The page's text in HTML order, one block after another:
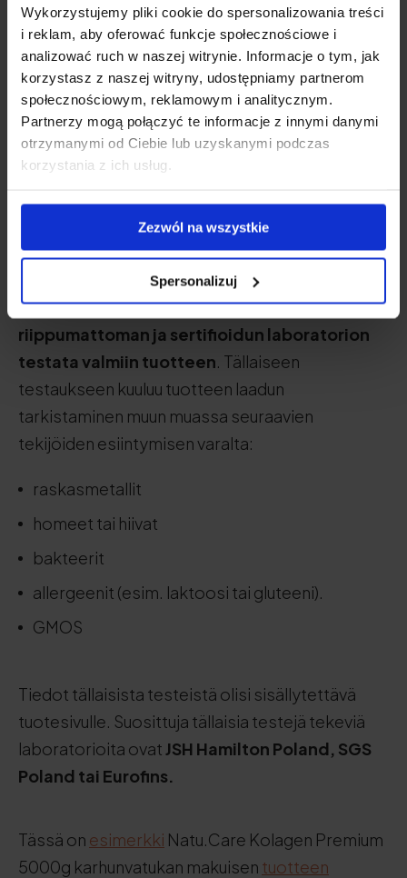
Wykorzystujemy pliki cookie do spersonalizowania treści
i reklam, aby oferować funkcje społecznościowe i
analizować ruch w naszej witrynie. Informacje o tym, jak
korzystasz z naszej witryny, udostępniamy partnerom
społecznościowym, reklamowym i analitycznym.
Partnerzy mogą połączyć te informacje z innymi danymi
otrzymanymi od Ciebie lub uzyskanymi podczas
korzystania z ich usług.
Zezwól na wszystkie
Spersonalizuj
kuitenkin varmistaa, että tuote on kestävästi
kalastettu, luonnonmukaisesti viljelty tai
eettisesti ja ekologisesti valvottu, kannattaa
tarkistaa valmistajan verkkosivuiltasertifikaatit,
jotka vahvistavat nämä standardit.
Tuotteen riippumaton
laboratoriotestaus
On hyvä, mutta harvinainen käytäntö, että
ravintolisien valmistajatantavat
riippumattoman ja sertifioidun laboratorion
testata valmiin tuotteen. Tällaiseen
testaukseen kuuluu tuotteen laadun
tarkistaminen muun muassa seuraavien
tekijöiden esiintymisen varalta:
raskasmetallit
homeet tai hiivat
bakteerit
allergeenit (esim. laktoosi tai gluteeni).
GMOS
Tiedot tällaisista testeistä olisi sisällytettävä
tuotesivulle. Suosittuja tällaisia testejä tekeviä
laboratorioita ovatJSH Hamilton Poland, SGS
Poland tai Eurofins.
Tässä on esimerkki Natu.Care Kolagen Premium
5000g karhunvatukan makuisen tuotteen